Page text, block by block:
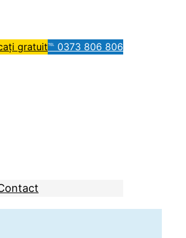
gratuit℡ 0373 806 806